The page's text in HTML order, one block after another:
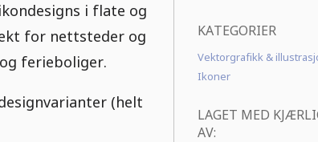
i flate og
for nettsteder og
ferieboliger.
(helt
KATEGORIER
Vektorgrafikk &
Ikoner
LAGET MED
AV: